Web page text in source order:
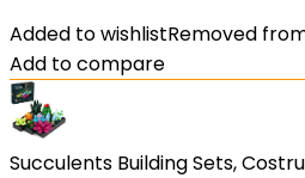
Added to wishlistRemoved
Add to compare
Succulents Building Sets,